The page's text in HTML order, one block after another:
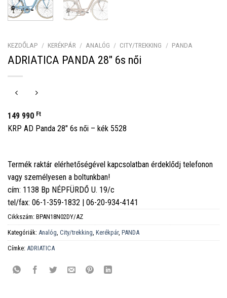
KEZDŐLAP / KERÉKPÁR / ANALÓG / CITY/TREKKING / PANDA
ADRIATICA PANDA 28″ 6s női
149 990 Ft
KRP AD Panda 28″ 6s női – kék 5528
Termék raktár elérhetőségével kapcsolatban érdeklődj telefonon
vagy személyesen a boltunkban!
cím: 1138 Bp NÉPFÜRDŐ U. 19/c
tel/fax: 06-1-359-1832 | 06-20-934-4141
Cikkszám: BPAN18N02DY/AZ
Kategóriák: Analóg City/trekking Kerékpár, PANDA
Címke: ADRIATICA